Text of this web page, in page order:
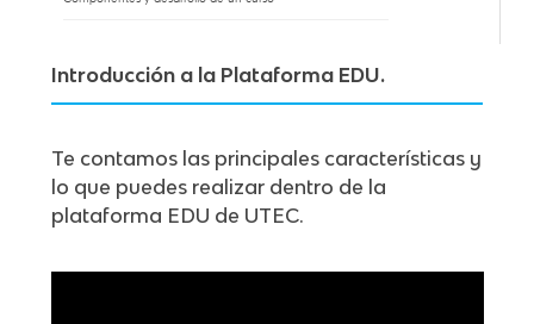
Introducción a la Plataforma EDU.
Te contamos las principales características y
lo que puedes realizar dentro de la
plataforma EDU de UTEC.